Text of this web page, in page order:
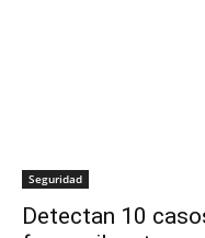
Seguridad
Detectan 10